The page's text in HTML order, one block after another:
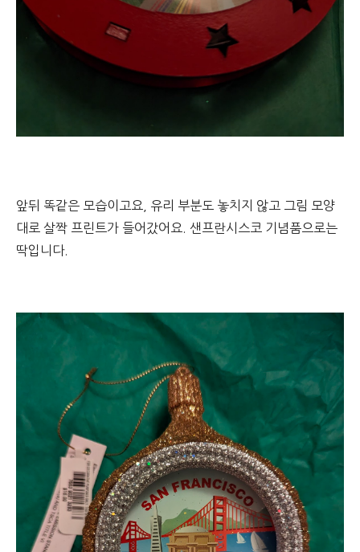
앞뒤 똑같은 모습이고요, 유리 부분도 놓치지 않고 그림 모양
대로 살짝 프린트가 들어갔어요. 샌프란시스코 기념품으로는
딱입니다.